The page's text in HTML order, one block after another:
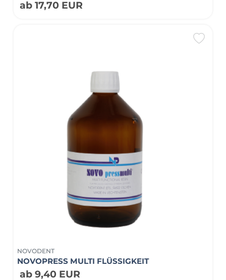
ab 17,70 EUR
NOVODENT
NOVOPRESS MULTI FLÜSSIGKEIT
ab 9,40 EUR